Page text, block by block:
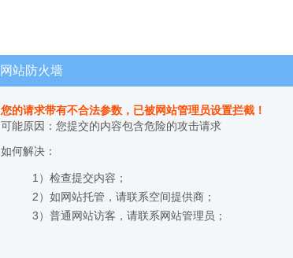
网站防火墙
您的请求带有不合法参数，已被网站管理员设置拦截！
可能原因：您提交的内容包含危险的攻击请求
如何解决：
1）检查提交内容；
2）如网站托管，请联系空间提供商；
3）普通网站访客，请联系网站管理员；